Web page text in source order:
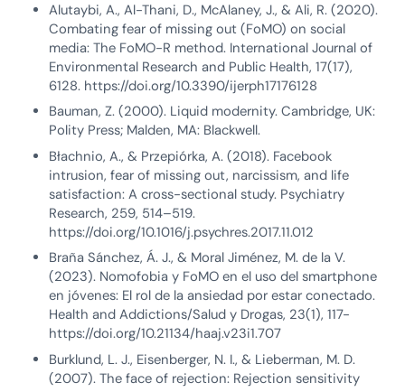
Alutaybi, A., Al-Thani, D., McAlaney, J., & Ali, R. (2020).
Combating fear of missing out (FoMO) on social
media: The FoMO-R method. International Journal of
Environmental Research and Public Health, 17(17),
6128. https://doi.org/10.3390/ijerph17176128
Bauman, Z. (2000). Liquid modernity. Cambridge, UK:
Polity Press; Malden, MA: Blackwell.
Błachnio, A., & Przepiórka, A. (2018). Facebook
intrusion, fear of missing out, narcissism, and life
satisfaction: A cross-sectional study. Psychiatry
Research, 259, 514–519.
https://doi.org/10.1016/j.psychres.2017.11.012
Braña Sánchez, Á. J., & Moral Jiménez, M. de la V.
(2023). Nomofobia y FoMO en el uso del smartphone
en jóvenes: El rol de la ansiedad por estar conectado.
Health and Addictions/Salud y Drogas, 23(1), 117-
https://doi.org/10.21134/haaj.v23i1.707
Burklund, L. J., Eisenberger, N. I., & Lieberman, M. D.
(2007). The face of rejection: Rejection sensitivity